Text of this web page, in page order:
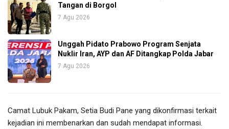
Tangan di Borgol
7 Agu 2026
Unggah Pidato Prabowo Program Senjata
Nuklir Iran, AYP dan AF Ditangkap Polda Jabar
7 Agu 2026
Camat Lubuk Pakam, Setia Budi Pane yang dikonfirmasi terkait
kejadian ini membenarkan dan sudah mendapat informasi.